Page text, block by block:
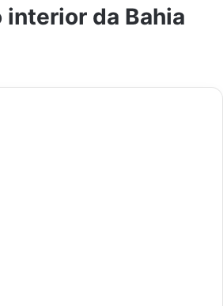
interior da Bahia